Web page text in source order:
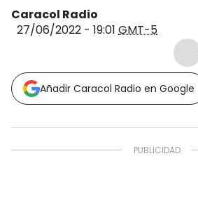
Caracol Radio
27/06/2022 - 19:01 GMT-5
Añadir Caracol Radio en Google